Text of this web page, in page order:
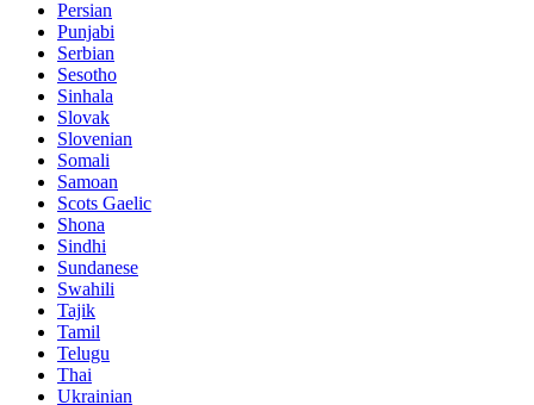
Persian
Punjabi
Serbian
Sesotho
Sinhala
Slovak
Slovenian
Somali
Samoan
Scots Gaelic
Shona
Sindhi
Sundanese
Swahili
Tajik
Tamil
Telugu
Thai
Ukrainian